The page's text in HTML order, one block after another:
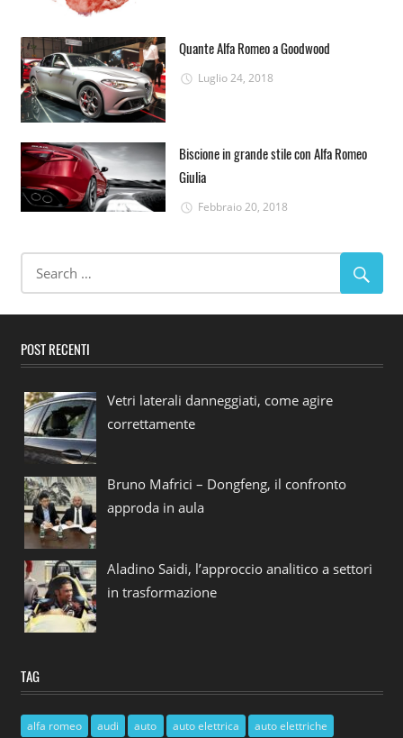
Quante Alfa Romeo a Goodwood
Luglio 24, 2018
Biscione in grande stile con Alfa Romeo
Giulia
Febbraio 20, 2018
POST RECENTI
Vetri laterali danneggiati, come agire
correttamente
Bruno Mafrici – Dongfeng, il confronto
approda in aula
Aladino Saidi, l’approccio analitico a settori
in trasformazione
TAG
alfa romeo audi auto auto elettrica
auto elettriche